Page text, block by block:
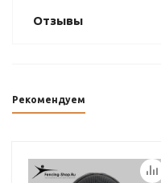
Отзывы
Рекомендуем